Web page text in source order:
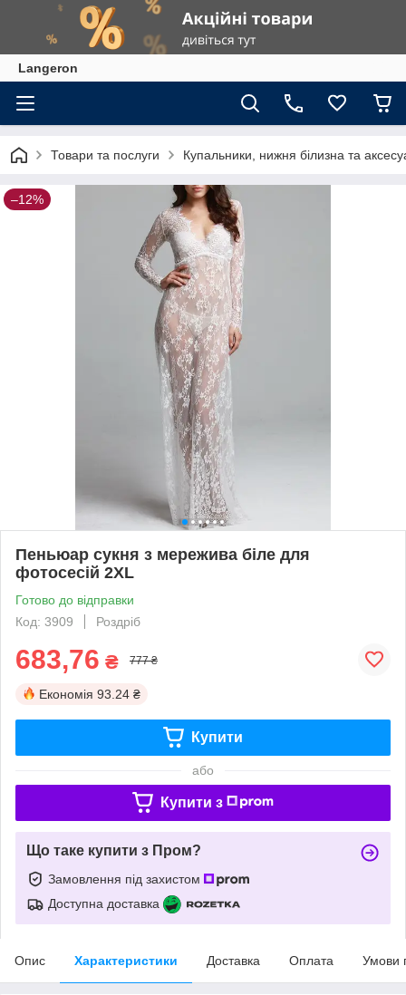
Langeron
Товари та послуги Купальники, нижня білизна та
–12%
Пеньюар сукня з мережива біле для
фотосесій 2XL
Готово до відправки
Код: 3909
Роздріб
683,76 ₴ 777 ₴
Економія 93.24 ₴
Купити
або
Купити з
Що таке купити з Пром?
Замовлення під захистом
Доступна доставка
Опис Характеристики Доставка Оплата Умови